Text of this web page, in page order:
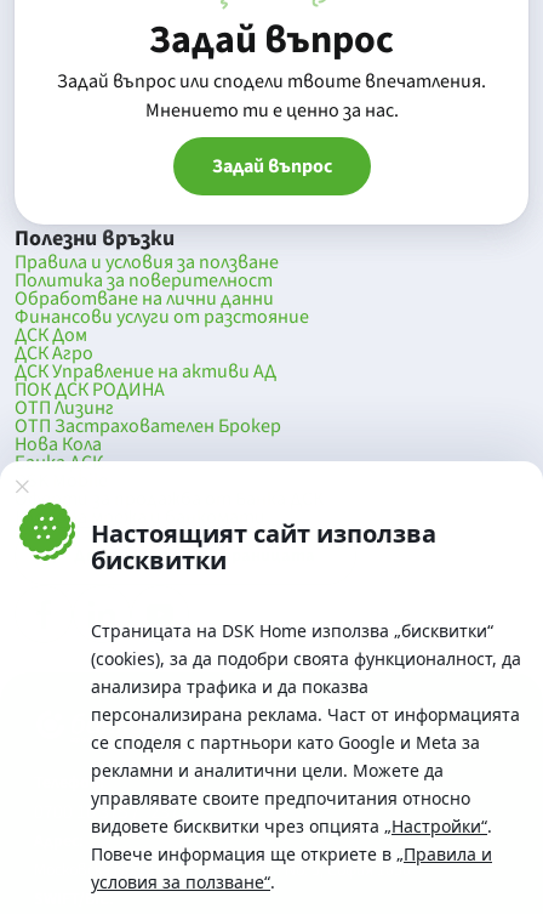
Настоящият сайт използва
бисквитки
Страницата на DSK Home използва „бисквитки“
(cookies), за да подобри своята функционалност, да
анализира трафика и да показва
персонализирана реклама. Част от информацията
се споделя с партньори като Google и Meta за
рекламни и аналитични цели. Можете да
управлявате своите предпочитания относно
видовете бисквитки чрез опцията „Настройки“.
Повече информация ще откриете в „Правила и
условия за ползване“.
Задай въпрос
Задай въпрос или сподели твоите впечатления.
Mнението ти е ценно за нас.
Задай въпрос
Полезни връзки
Правила и условия за ползване
Политика за поверителност
Обработване на лични данни
Финансови услуги от разстояние
ДСК Дом
ДСК Агро
ДСК Управление на активи АД
ПОК ДСК РОДИНА
ОТП Лизинг
ОТП Застрахователен Брокер
Нова Кола
Банка ДСК
DSK Mobile
Оферти за продажба от Банка ДСК
Клонова мрежа и банкомати
До началото на страницата
Телефон:
0700 10 375 / *2375
Московска No.19 / ул. Г. Бенковски No. 5, София 1036
SWIFT/BIC: